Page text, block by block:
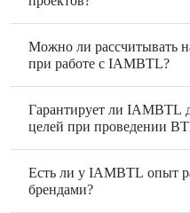
Можно ли рассчитывать
при работе с IAMBTL?
Гарантирует ли IAMBTL
целей при проведении
Есть ли у IAMBTL опыт
брендами?